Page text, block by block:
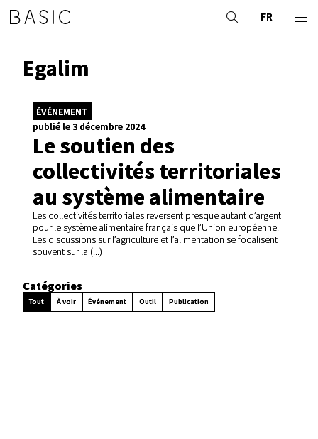
FR
Egalim
ÉVÉNEMENT
publié le 3 décembre 2024
Le soutien des
collectivités territoriales
au système alimentaire
Les collectivités territoriales reversent presque autant d’argent
pour le système alimentaire français que l’Union européenne.
Les discussions sur l’agriculture et l’alimentation se focalisent
souvent sur la (...)
Catégories
Tout À voir Événement Outil Publication